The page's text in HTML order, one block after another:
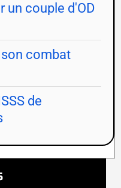
un couple d'OD
combat
de